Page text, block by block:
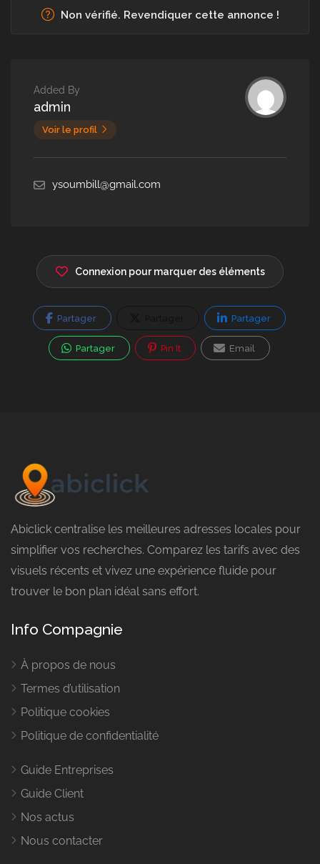
Non vérifié. Revendiquer cette annonce !
Added By
admin
Voir le profil
ysoumbill@gmail.com
Connexion pour marquer des éléments
Partager Partager
Partager Pin It Email
Abiclick centralise les meilleures adresses locales pour
simplifier vos recherches. Comparez les tarifs avec des
visuels récents et vivez une expérience fluide pour
trouver le bon plan idéal sans effort.
Info Compagnie
À propos de nous
Termes d’utilisation
Politique cookies
Politique de confidentialité
Guide Entreprises
Guide Client
Nos actus
Nous contacter